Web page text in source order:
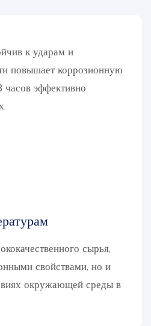
к ударам и
повышает коррозионную
часов эффективно
сырья,
свойствами, но и
окружающей среды в